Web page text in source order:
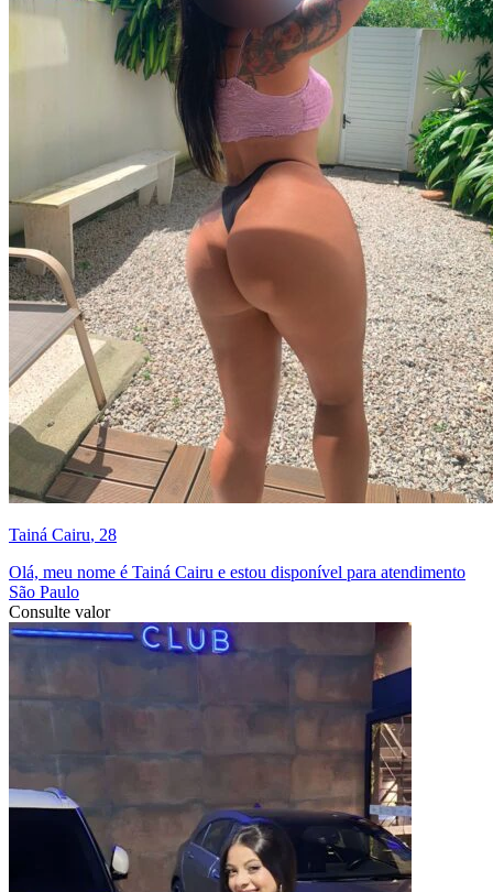
Tainá Cairu, 28
Olá, meu nome é Tainá Cairu e estou disponível para atendimento
São Paulo
Consulte valor